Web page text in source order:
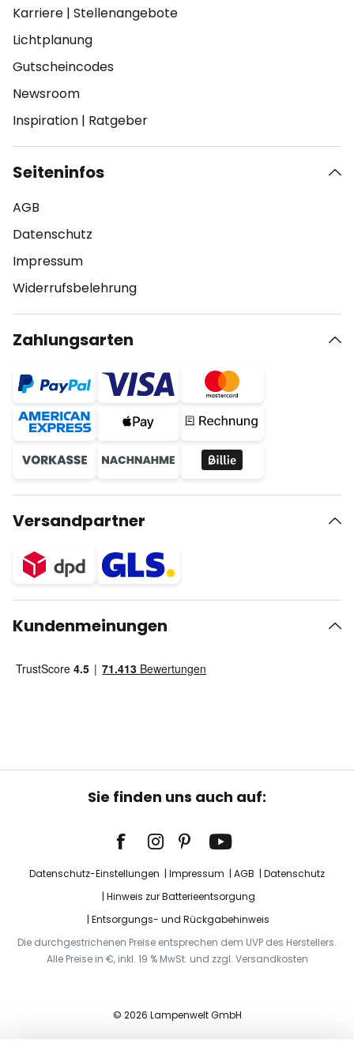
Karriere | Stellenangebote
Lichtplanung
Gutscheincodes
Newsroom
Inspiration | Ratgeber
Seiteninfos
AGB
Datenschutz
Impressum
Widerrufsbelehrung
Zahlungsarten
Versandpartner
Kundenmeinungen
Sie finden uns auch auf:
Datenschutz-Einstellungen Impressum AGB
Datenschutz
Hinweis zur Batterieentsorgung
Entsorgungs- und Rückgabehinweis
Die durchgestrichenen Preise entsprechen dem UVP des Herstellers.
Alle Preise in €, inkl. 19 % MwSt. und zzgl. Versandkosten
© 2026 Lampenwelt GmbH